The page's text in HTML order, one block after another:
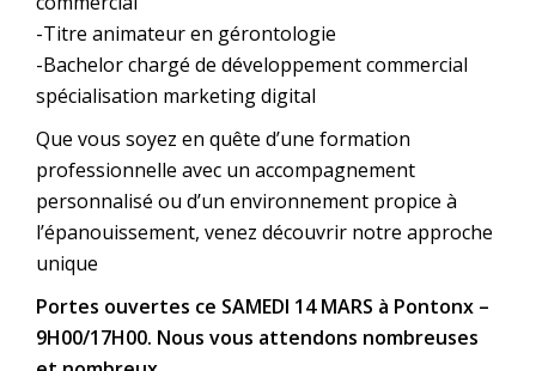
-Titre animateur en gérontologie
-Bachelor chargé de développement commercial
spécialisation marketing digital
Que vous soyez en quête d’une formation
professionnelle avec un accompagnement
personnalisé ou d’un environnement propice à
l’épanouissement, venez découvrir notre approche
unique
Portes ouvertes ce SAMEDI 14 MARS à Pontonx –
9H00/17H00. Nous vous attendons nombreuses